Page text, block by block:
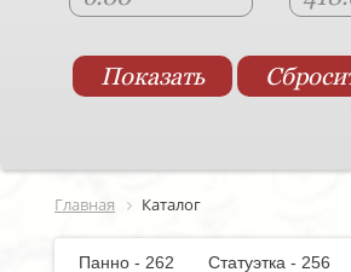
Главная Каталог
Панно - 262 Статуэтка - 256